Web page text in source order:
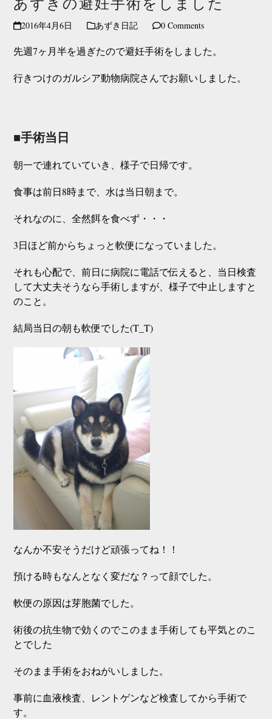
2016年4月6日 あずき日記 0 Comments
先週7ヶ月半を過ぎたので避妊手術をしました。
行きつけのガルシア動物病院さんでお願いしました。
■手術当日
朝一で連れていていき、様子で日帰です。
食事は前日8時まで、水は当日朝まで。
それなのに、全然餌を食べず・・・
3日ほど前からちょっと軟便になっていました。
それも心配で、前日に病院に電話で伝えると、当日検査
して大丈夫そうなら手術しますが、様子で中止しますと
のこと。
結局当日の朝も軟便でした(T_T)
なんか不安そうだけど頑張ってね！！
預ける時もなんとなく変だな？って顔でした。
軟便の原因は芽胞菌でした。
術後の抗生物で効くのでこのまま手術しても平気とのこ
とでした
そのまま手術をおねがいしました。
事前に血液検査、レントゲンなど検査してから手術で
す。